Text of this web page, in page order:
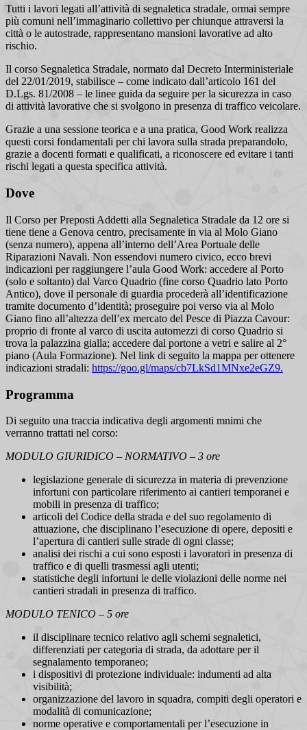
Tutti i lavori legati all’attività di segnaletica stradale, ormai sempre
più comuni nell’immaginario collettivo per chiunque attraversi la
città o le autostrade, rappresentano mansioni lavorative ad alto
rischio.
Il corso Segnaletica Stradale, normato dal Decreto Interministeriale
del 22/01/2019, stabilisce – come indicato dall’articolo 161 del
D.Lgs. 81/2008 – le linee guida da seguire per la sicurezza in caso
di attività lavorative che si svolgono in presenza di traffico veicolare.
Grazie a una sessione teorica e a una pratica, Good Work realizza
questi corsi fondamentali per chi lavora sulla strada preparandolo,
grazie a docenti formati e qualificati, a riconoscere ed evitare i tanti
rischi legati a questa specifica attività.
Dove
Il Corso per Preposti Addetti alla Segnaletica Stradale da 12 ore si
tiene tiene a Genova centro, precisamente in via al Molo Giano
(senza numero), appena all’interno dell’Area Portuale delle
Riparazioni Navali. Non essendovi numero civico, ecco brevi
indicazioni per raggiungere l’aula Good Work: accedere al Porto
(solo e soltanto) dal Varco Quadrio (fine corso Quadrio lato Porto
Antico), dove il personale di guardia procederà all’identificazione
tramite documento d’identità; proseguire poi verso via al Molo
Giano fino all’altezza dell’ex mercato del Pesce di Piazza Cavour:
proprio di fronte al varco di uscita automezzi di corso Quadrio si
trova la palazzina gialla; accedere dal portone a vetri e salire al 2°
piano (Aula Formazione). Nel link di seguito la mappa per ottenere
indicazioni stradali: https://goo.gl/maps/cb7LkSd1MNxe2eGZ9.
Programma
Di seguito una traccia indicativa degli argomenti mnimi che
verranno trattati nel corso:
MODULO GIURIDICO – NORMATIVO – 3 ore
legislazione generale di sicurezza in materia di prevenzione
infortuni con particolare riferimento ai cantieri temporanei e
mobili in presenza di traffico;
articoli del Codice della strada e del suo regolamento di
attuazione, che disciplinano l’esecuzione di opere, depositi e
l’apertura di cantieri sulle strade di ogni classe;
analisi dei rischi a cui sono esposti i lavoratori in presenza di
traffico e di quelli trasmessi agli utenti;
statistiche degli infortuni le delle violazioni delle norme nei
cantieri stradali in presenza di traffico.
MODULO TENICO – 5 ore
il disciplinare tecnico relativo agli schemi segnaletici,
differenziati per categoria di strada, da adottare per il
segnalamento temporaneo;
i dispositivi di protezione individuale: indumenti ad alta
visibilità;
organizzazione del lavoro in squadra, compiti degli operatori e
modalità di comunicazione;
norme operative e comportamentali per l’esecuzione in